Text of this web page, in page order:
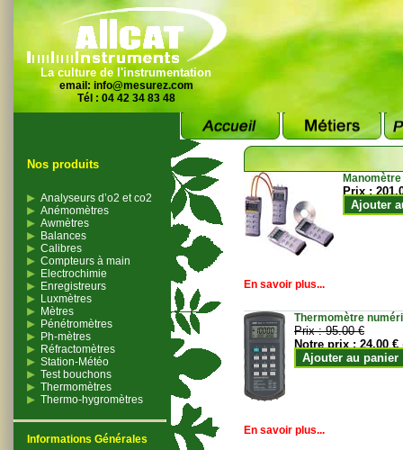
La culture de l'instrumentation
email: info@mesurez.com
Tél : 04 42 34 83 48
Nos produits
Analyseurs d’o2 et co2
Anémomètres
Awmètres
Balances
Calibres
Compteurs à main
Electrochimie
Enregistreurs
Luxmètres
Mètres
Pénétromètres
Ph-mètres
Réfractomètres
Station-Météo
Test bouchons
Thermomètres
Thermo-hygromètres
Informations Générales
Prix :
Ajouter
En savoir plus...
Thermomètre
Prix :95.00 €
Notre prix :24.00 €
Ajouter au panier
En savoir plus...